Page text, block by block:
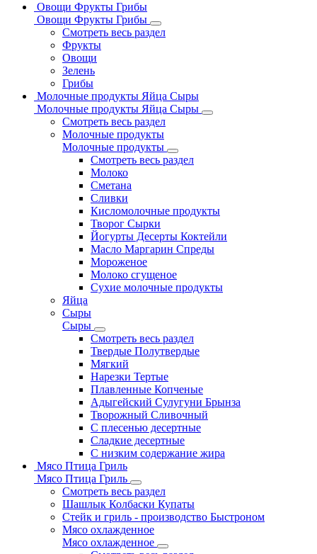
Овощи Фрукты Грибы
Овощи Фрукты Грибы
Смотреть весь раздел
Фрукты
Овощи
Зелень
Грибы
Молочные продукты Яйца Сыры
Молочные продукты Яйца Сыры
Смотреть весь раздел
Молочные продукты
Молочные продукты
Смотреть весь раздел
Молоко
Сметана
Сливки
Кисломолочные продукты
Творог Сырки
Йогурты Десерты Коктейли
Масло Маргарин Спреды
Мороженое
Молоко сгущеное
Сухие молочные продукты
Яйца
Сыры
Сыры
Смотреть весь раздел
Твердые Полутвердые
Мягкий
Нарезки Тертые
Плавленные Копченые
Адыгейский Сулугуни Брынза
Творожный Сливочный
С плесенью десертные
Сладкие десертные
С низким содержание жира
Мясо Птица Гриль
Мясо Птица Гриль
Смотреть весь раздел
Шашлык Колбаски Купаты
Стейк и гриль - производство Быстроном
Мясо охлажденное
Мясо охлажденное